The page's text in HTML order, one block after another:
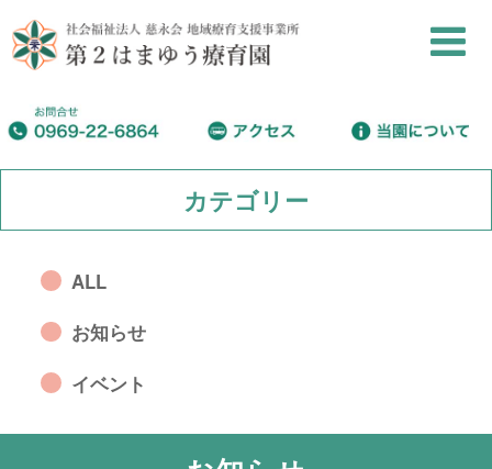
カテゴリー
ALL
お知らせ
イベント